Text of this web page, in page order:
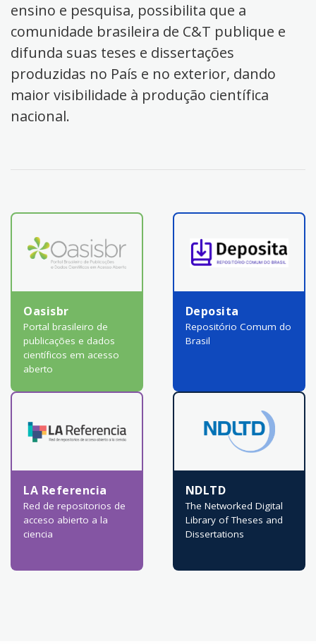
ensino e pesquisa, possibilita que a
comunidade brasileira de C&T publique e
difunda suas teses e dissertações
produzidas no País e no exterior, dando
maior visibilidade à produção científica
nacional.
Oasisbr
Portal brasileiro de
publicações e dados
científicos em acesso
aberto
Deposita
Repositório Comum do
Brasil
LA Referencia
Red de repositorios de
acceso abierto a la
ciencia
NDLTD
The Networked Digital
Library of Theses and
Dissertations